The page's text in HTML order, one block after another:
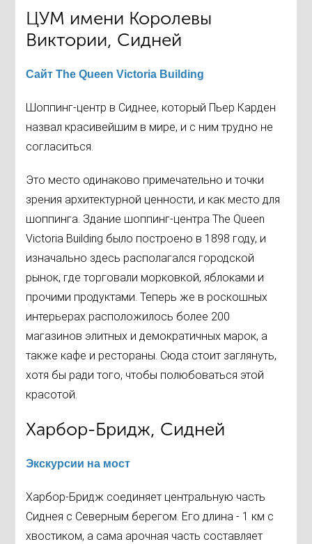
ЦУМ имени Королевы
Виктории, Сидней
Сайт The Queen Victoria Building
Шоппинг-центр в Сиднее, который Пьер Карден
назвал красивейшим в мире, и с ним трудно не
согласиться.
Это место одинаково примечательно и точки
зрения архитектурной ценности, и как место для
шоппинга. Здание шоппинг-центра The Queen
Victoria Building было построено в 1898 году, и
изначально здесь располагался городской
рынок, где торговали морковкой, яблоками и
прочими продуктами. Теперь же в роскошных
интерьерах расположилось более 200
магазинов элитных и демократичных марок, а
также кафе и рестораны. Сюда стоит заглянуть,
хотя бы ради того, чтобы полюбоваться этой
красотой.
Харбор-Бридж, Сидней
Экскурсии на мост
Харбор-Бридж соединяет центральную часть
Сиднея с Северным берегом. Его длина - 1 км с
хвостиком, а сама арочная часть составляет